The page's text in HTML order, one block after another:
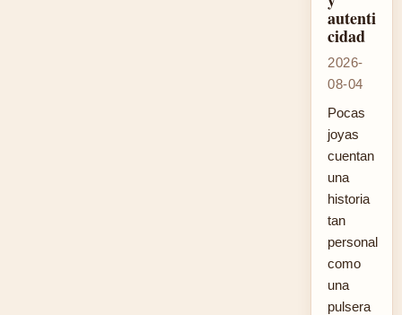
autenti
cidad
2026-
08-04
Pocas
joyas
cuentan
una
historia
tan
personal
como
una
pulsera